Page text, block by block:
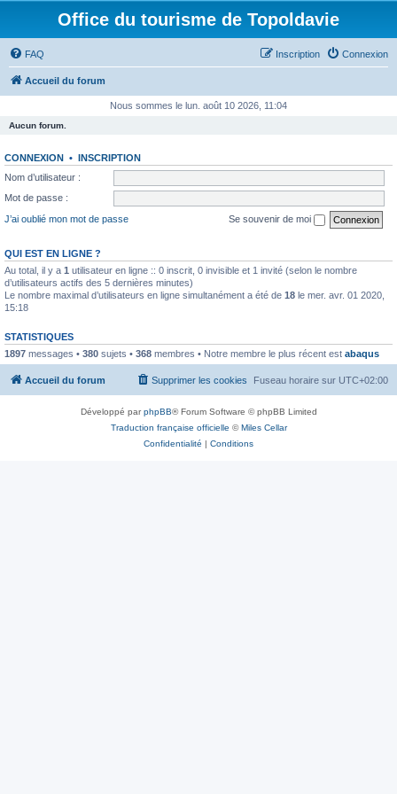
Office du tourisme de Topoldavie
FAQ Connexion
Inscription
Accueil du forum
Nous sommes le lun. août 10 2026, 11:04
Aucun forum.
CONNEXION • INSCRIPTION
Nom d’utilisateur :
Mot de passe :
J’ai oublié mon mot de passe
Se souvenir de moi
QUI EST EN LIGNE ?
Au total, il y a 1 utilisateur en ligne :: 0 inscrit, 0 invisible et 1 invité (selon le nombre
d’utilisateurs actifs des 5 dernières minutes)
Le nombre maximal d’utilisateurs en ligne simultanément a été de 18 le mer. avr. 01 2020,
15:18
STATISTIQUES
1897 messages • 380 sujets • 368 membres • Notre membre le plus récent est abaqus
Accueil du forum Fuseau horaire sur UTC+02:00
Supprimer les cookies
Développé parphpBB® Forum Software © phpBB Limited
Traduction française officielle ©Miles Cellar
Confidentialité | Conditions